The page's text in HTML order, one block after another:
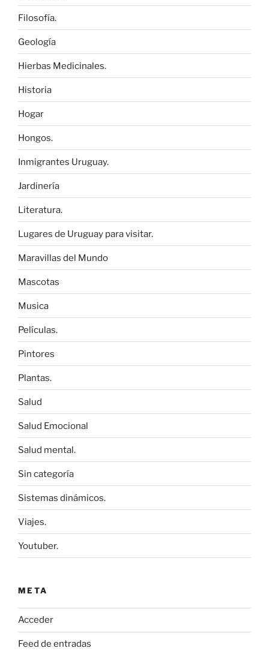
Filosofía.
Geología
Hierbas Medicinales.
Historia
Hogar
Hongos.
Inmigrantes Uruguay.
Jardinería
Literatura.
Lugares de Uruguay para visitar.
Maravillas del Mundo
Mascotas
Musica
Películas.
Pintores
Plantas.
Salud
Salud Emocional
Salud mental.
Sin categoría
Sistemas dinámicos.
Viajes.
Youtuber.
META
Acceder
Feed de entradas